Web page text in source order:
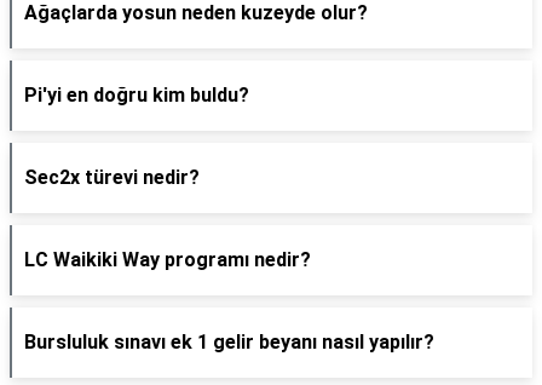
Ağaçlarda yosun neden kuzeyde olur?
Pi'yi en doğru kim buldu?
Sec2x türevi nedir?
LC Waikiki Way programı nedir?
Bursluluk sınavı ek 1 gelir beyanı nasıl yapılır?